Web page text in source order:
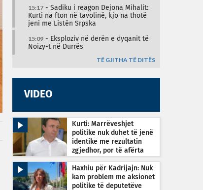
15:17 - Sadiku i reagon Dejona Mihalit:
Kurti na fton në tavolinë, kjo na thotë
jeni me Listën Srpska
15:09 - Eksploziv në derën e dyqanit të
Noizy-t në Durrës
TË GJITHA TË DITËS
VIDEO
Kurti: Marrëveshjet
politike nuk duhet të jenë
identike me rezultatin
zgjedhor, por të afërta
Haxhiu për Kadrijajn: Nuk
kam problem me aksionet
politike të deputetëve